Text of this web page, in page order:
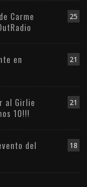
25
Carme
21
en
21
al Girlie
10!!!
18
del